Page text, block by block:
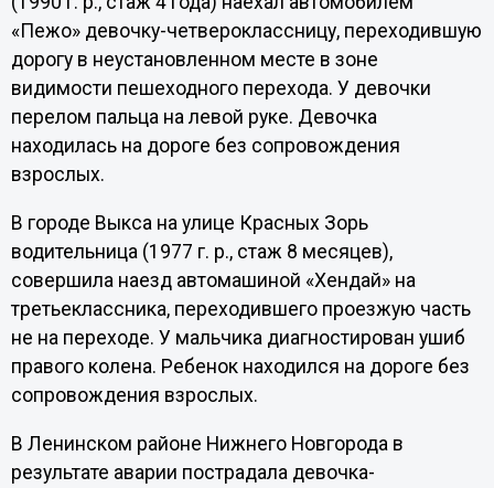
«Пежо» девочку-четвероклассницу, переходившую
дорогу в неустановленном месте в зоне
видимости пешеходного перехода. У девочки
перелом пальца на левой руке. Девочка
находилась на дороге без сопровождения
взрослых.
В городе Выкса на улице Красных Зорь
водительница (1977 г. р., стаж 8 месяцев),
совершила наезд автомашиной «Хендай» на
третьеклассника, переходившего проезжую часть
не на переходе. У мальчика диагностирован ушиб
правого колена. Ребенок находился на дороге без
сопровождения взрослых.
В Ленинском районе Нижнего Новгорода в
результате аварии пострадала девочка-